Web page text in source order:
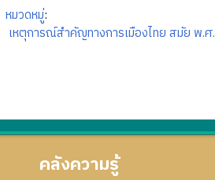
หมวดหมู่:
เหตุการณ์สำคัญทางการเมืองไทย สมัย พ.
คลังความรู้